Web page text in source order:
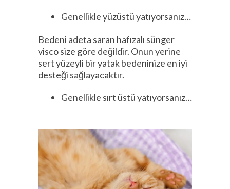
Genellikle yüzüstü yatıyorsanız…
Bedeni adeta saran hafızalı sünger
visco size göre değildir. Onun yerine
sert yüzeyli bir yatak bedeninize en iyi
desteği sağlayacaktır.
Genellikle sırt üstü yatıyorsanız…